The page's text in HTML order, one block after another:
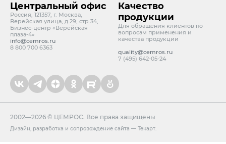
Центральный офис
Россия, 121357, г. Москва,
Верейская улица, д.29, стр.34,
Бизнес-центр «Верейская
плаза-4»
info@cemros.ru
8 800 700 6363
Качество
продукции
Для обращения клиентов по
вопросам применения и
качества продукции
quality@cemros.ru
7 (495) 642-05-24
2002—2026 © ЦЕМРОС. Все права защищены
Дизайн, разработка и сопровождение сайта — Текарт.